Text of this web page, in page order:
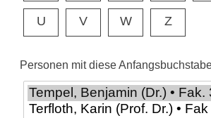
U V W Z
Personen mit diese